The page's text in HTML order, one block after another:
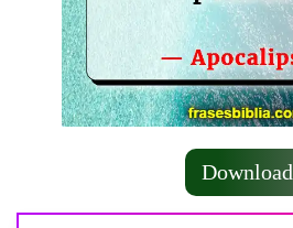
Download